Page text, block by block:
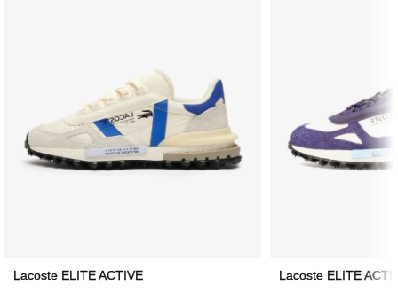
Lacoste ELITE ACTIVE Lacoste ELITE